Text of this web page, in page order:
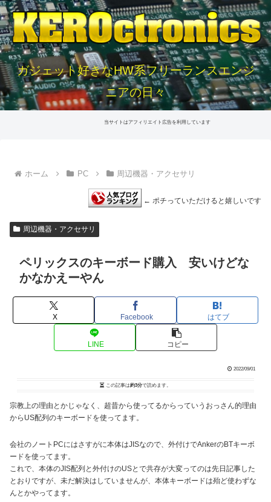
ガジェット好きなHW系フリーランスエンジ
ニアの日々
当サイトはアフィリエイト広告を利用しています
ホーム PC 周辺機器・アクセサリ
← ポチっていただけると嬉しいです
周辺機器・アクセサリ
ペリックスのキーボード購入 安いけどな
かなかえーやん
X Facebook はてブ
LINE コピー
2022/09/01
この記事は約3分で読めます。
宗教上の理由とかじゃなく、超昔から使ってるからっていうおっさん的理由
からUS配列のキーボードを使ってます。
会社のノートPCにはさすがに本体はJISなので、外付けでAnkerのBTキーボ
ードを使ってます。
これで、本体のJIS配列と外付けのUSとで共存が大変ってのは先日記事した
とおりですが、未だ解決はしていませんが、本体キーボードは殆ど使わずな
んとかやってます。